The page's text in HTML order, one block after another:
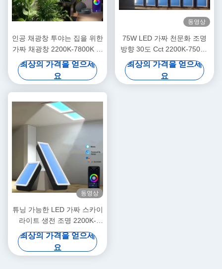
인공 채광창 투야는 집을 위한
가짜 채광창 2200K-7800K 다
중 장면을 이끌었습니다
최상의 가격을 얻으세
요
동영상
75W LED 가짜 천문화 조명
방향 30도 Cct 2200K-7500K
다재다능한 조명 옵션
최상의 가격을 얻으세
요
동영상
튜닝 가능한 LED 가짜 스카이
라이트 생전 조명 2200K-
7800K IP44 / 50 스마트 투야
버전
최상의 가격을 얻으세
요